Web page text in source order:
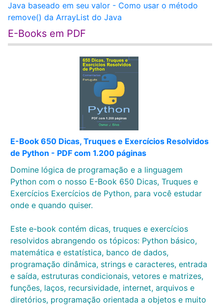
Java baseado em seu valor - Como usar o método
remove() da ArrayList do Java
E-Books em PDF
E-Book 650 Dicas, Truques e Exercícios Resolvidos
de Python - PDF com 1.200 páginas
Domine lógica de programação e a linguagem
Python com o nosso E-Book 650 Dicas, Truques e
Exercícios Exercícios de Python, para você estudar
onde e quando quiser.
Este e-book contém dicas, truques e exercícios
resolvidos abrangendo os tópicos: Python básico,
matemática e estatística, banco de dados,
programação dinâmica, strings e caracteres, entrada
e saída, estruturas condicionais, vetores e matrizes,
funções, laços, recursividade, internet, arquivos e
diretórios, programação orientada a objetos e muito